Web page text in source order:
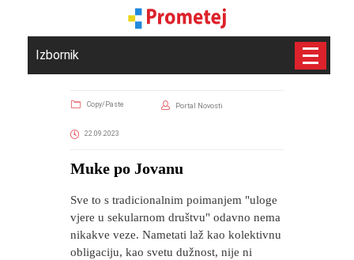
Izbornik
Copy/Paste Portal Novosti
22.09.2023
Muke po Jovanu
Sve to s tradicionalnim poimanjem "uloge
vjere u sekularnom društvu" odavno nema
nikakve veze. Nametati laž kao kolektivnu
obligaciju, kao svetu dužnost, nije ni